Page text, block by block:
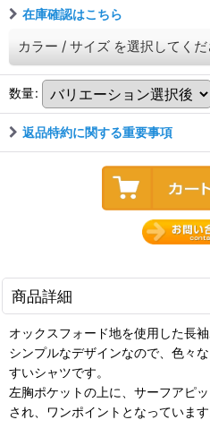
在庫確認はこちら
カラー / サイズ を選択してく
数量:
返品特約に関する重要事項
商品詳細
オックスフォード地を使用した長
シンプルなデザインなので、色々
すいシャツです。
左胸ポケットの上に、サーフアピ
され、ワンポイントとなっています